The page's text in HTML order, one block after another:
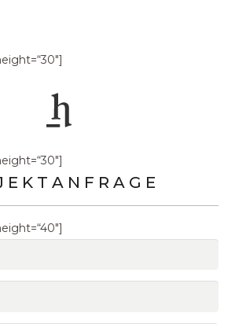
E K T A N F R A G E